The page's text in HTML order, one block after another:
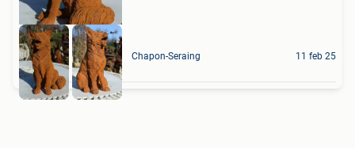
Chapon-Seraing 11 feb 25